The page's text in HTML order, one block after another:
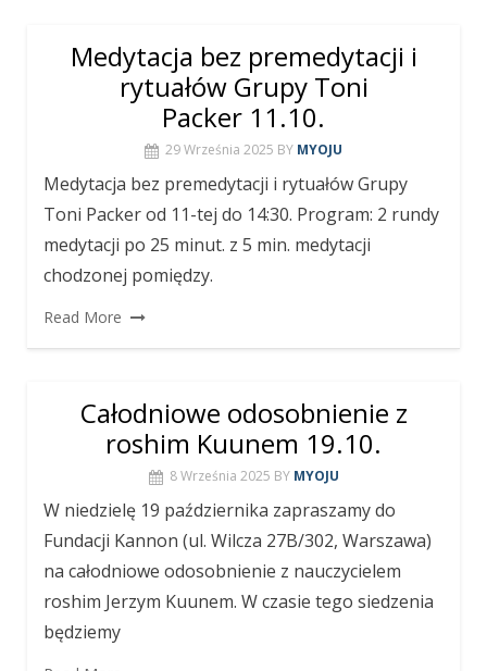
Medytacja bez premedytacji i
rytuałów Grupy Toni
Packer 11.10.
29 Września 2025 BY MYOJU
Medytacja bez premedytacji i rytuałów Grupy
Toni Packer od 11-tej do 14:30. Program: 2 rundy
medytacji po 25 minut. z 5 min. medytacji
chodzonej pomiędzy.
Read More
Całodniowe odosobnienie z
roshim Kuunem 19.10.
8 Września 2025 BY MYOJU
W niedzielę 19 października zapraszamy do
Fundacji Kannon (ul. Wilcza 27B/302, Warszawa)
na całodniowe odosobnienie z nauczycielem
roshim Jerzym Kuunem. W czasie tego siedzenia
będziemy